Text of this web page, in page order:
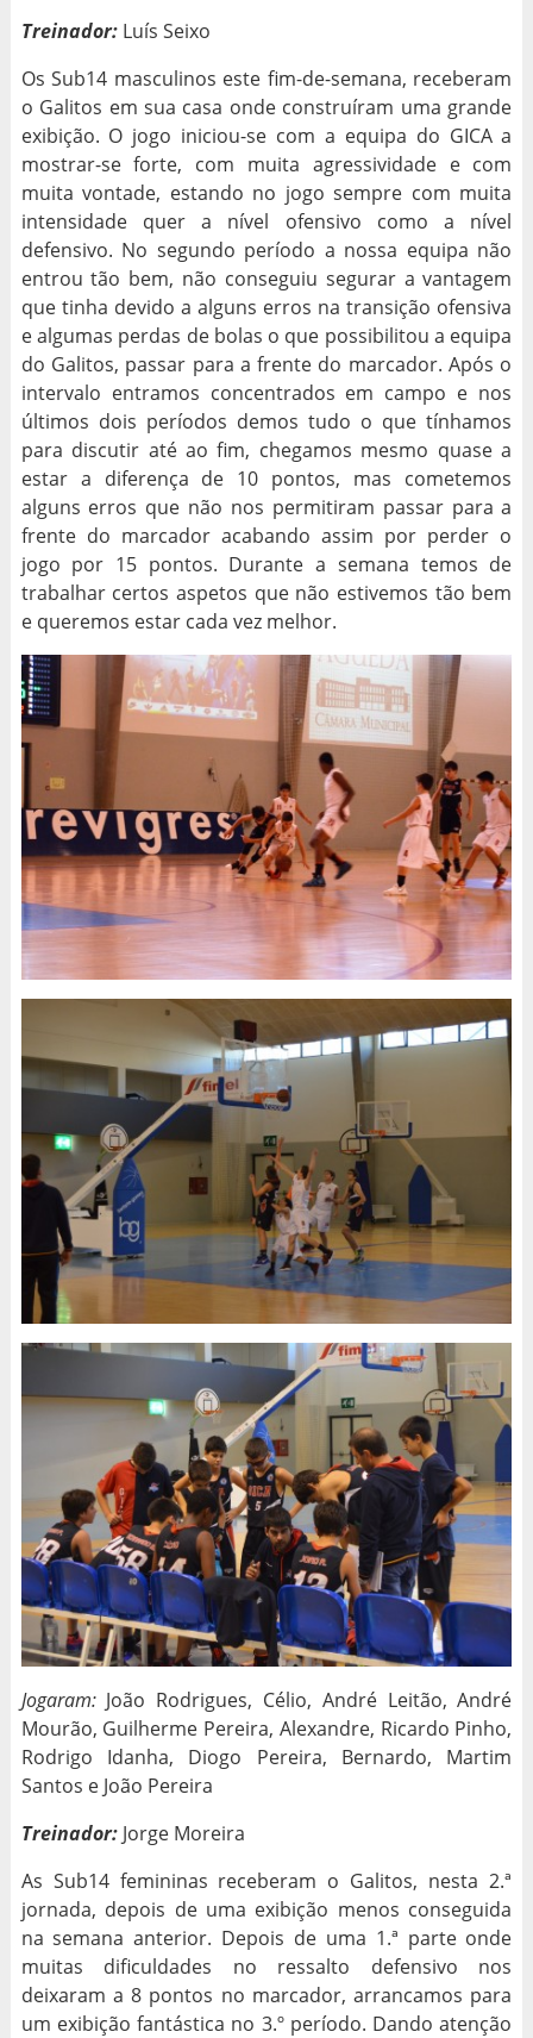
Treinador:Luís Seixo
Os Sub14 masculinos este fim-de-semana, receberam
o Galitos em sua casa onde construíram uma grande
exibição. O jogo iniciou-se com a equipa do GICA a
mostrar-se forte, com muita agressividade e com
muita vontade, estando no jogo sempre com muita
intensidade quer a nível ofensivo como a nível
defensivo. No segundo período a nossa equipa não
entrou tão bem, não conseguiu segurar a vantagem
que tinha devido a alguns erros na transição ofensiva
e algumas perdas de bolas o que possibilitou a equipa
do Galitos, passar para a frente do marcador. Após o
intervalo entramos concentrados em campo e nos
últimos dois períodos demos tudo o que tínhamos
para discutir até ao fim, chegamos mesmo quase a
estar a diferença de 10 pontos, mas cometemos
alguns erros que não nos permitiram passar para a
frente do marcador acabando assim por perder o
jogo por 15 pontos. Durante a semana temos de
trabalhar certos aspetos que não estivemos tão bem
e queremos estar cada vez melhor.
Jogaram:João Rodrigues, Célio, André Leitão, André
Mourão, Guilherme Pereira, Alexandre, Ricardo Pinho,
Rodrigo Idanha, Diogo Pereira, Bernardo, Martim
Santos e João Pereira
Treinador:Jorge Moreira
As Sub14 femininas receberam o Galitos, nesta 2.ª
jornada, depois de uma exibição menos conseguida
na semana anterior. Depois de uma 1.ª parte onde
muitas dificuldades no ressalto defensivo nos
deixaram a 8 pontos no marcador, arrancamos para
um exibição fantástica no 3.º período. Dando atenção